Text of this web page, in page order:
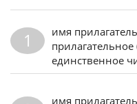
1
имя
единственное
имя